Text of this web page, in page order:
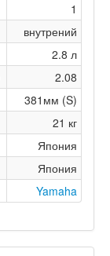
1
внутрений
2.8 л
2.08
381мм (S)
21 кг
Япония
Япония
Yamaha